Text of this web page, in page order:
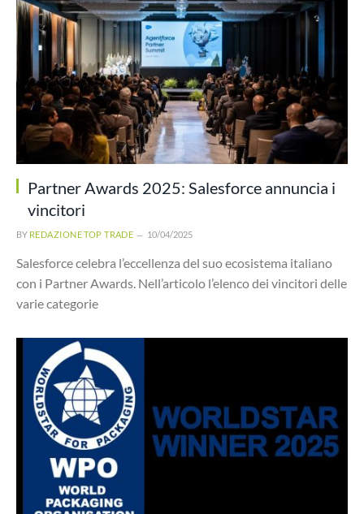
Partner Awards 2025: Salesforce annuncia i
vincitori
BY REDAZIONE TOP TRADE 10/04/2025
Salesforce celebra l’eccellenza del suo ecosistema italiano
con i Partner Awards. Nell’articolo l’elenco dei vincitori delle
varie categorie